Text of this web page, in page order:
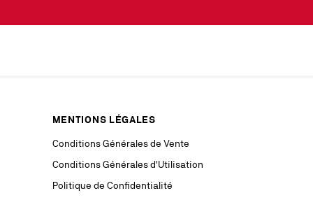
MENTIONS LÉGALES
Conditions Générales de Vente
Conditions Générales d'Utilisation
Politique de Confidentialité